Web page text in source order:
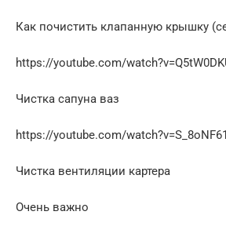
Как почистить клапанную крышку
https://youtube.com/
Чистка сапуна ваз
https://youtube.com/
Чистка вентиляции картера
Очень важно